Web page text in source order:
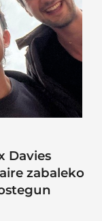
Davies
zabaleko